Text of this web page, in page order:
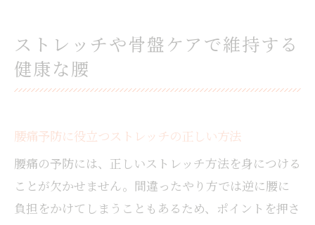
ストレッチや骨盤ケアで維持する
健康な腰
腰痛予防に役立つストレッチの正しい方法
腰痛の予防には、正しいストレッチ方法を身につける
ことが欠かせません。間違ったやり方では逆に腰に
負担をかけてしまうこともあるため、ポイントを押さ